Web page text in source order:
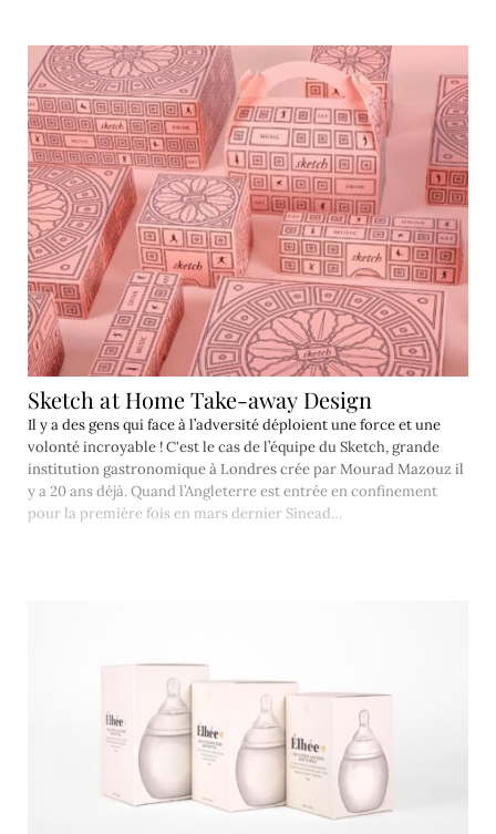
Sketch at Home Take-away Design
Il y a des gens qui face à l’adversité déploient une force et une
volonté incroyable ! C'est le cas de l’équipe du Sketch, grande
institution gastronomique à Londres crée par Mourad Mazouz il
y a 20 ans déjà. Quand l’Angleterre est entrée en confinement
pour la première fois en mars dernier Sinead…